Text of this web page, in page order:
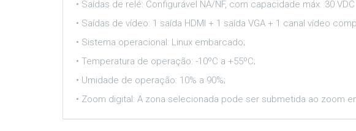
• Saídas de relé: Configurável NA/NF, com capacidade máx. 30
• Saídas de vídeo: 1 saída HDMI + 1 saída VGA + 1 canal vídeo
• Sistema operacional: Linux embarcado;
• Temperatura de operação: -10ºC a +55ºC;
• Umidade de operação: 10% a 90%;
• Zoom digital: A zona selecionada pode ser submetida ao zoom